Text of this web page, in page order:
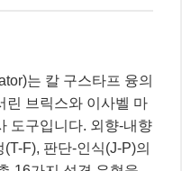
는 칼 구스타프 융의
린 브릭스와 이사벨 마
도구입니다. 외향-내향
F), 판단-인식(J-P)의